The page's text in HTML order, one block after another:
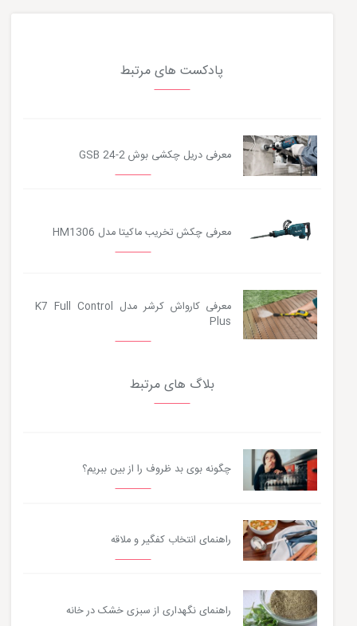
پادکست های مرتبط
معرفی دریل چکشی بوش GSB 24-2
معرفی چکش تخریب ماکیتا مدل HM1306
معرفی کارواش کرشر مدل K7 Full Control
Plus
بلاگ های مرتبط
چگونه بوی بد ظروف را از بین ببریم؟
راهنمای انتخاب کفگیر و ملاقه
راهنمای نگهداری از سبزی خشک در خانه